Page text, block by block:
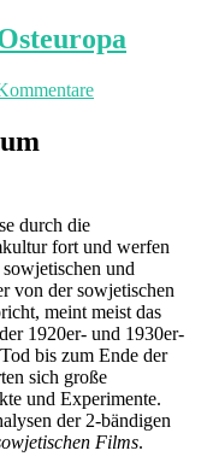
durch die
fort und werfen
und
von der sowjetischen
meint meist das
1920er- und 1930er-
bis zum Ende der
sich große
und Experimente.
der 2-bändigen
Films.